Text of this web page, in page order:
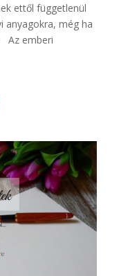
ettől függetlenül
anyagokra, még ha
Az emberi